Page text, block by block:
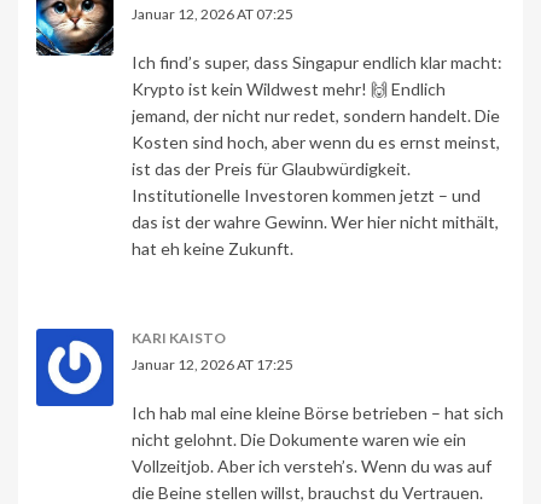
Januar 12, 2026 AT 07:25
Ich find’s super, dass Singapur endlich klar macht:
Krypto ist kein Wildwest mehr! 🙌 Endlich
jemand, der nicht nur redet, sondern handelt. Die
Kosten sind hoch, aber wenn du es ernst meinst,
ist das der Preis für Glaubwürdigkeit.
Institutionelle Investoren kommen jetzt – und
das ist der wahre Gewinn. Wer hier nicht mithält,
hat eh keine Zukunft.
KARI KAISTO
Januar 12, 2026 AT 17:25
Ich hab mal eine kleine Börse betrieben – hat sich
nicht gelohnt. Die Dokumente waren wie ein
Vollzeitjob. Aber ich versteh’s. Wenn du was auf
die Beine stellen willst, brauchst du Vertrauen.